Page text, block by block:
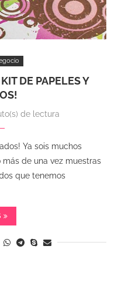
DE PAPELES Y
de lectura
Ya sois muchos
de una vez muestras
que tenemos